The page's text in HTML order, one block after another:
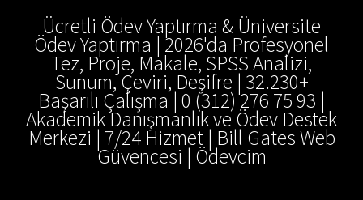
Ücretli Ödev Yaptırma & Üniversite
Ödev Yaptırma | 2026'da Profesyonel
Tez, Proje, Makale, SPSS Analizi,
Sunum, Çeviri, Deşifre | 32.230+
Başarılı Çalışma | 0 (312) 276 75 93 |
Akademik Danışmanlık ve Ödev Destek
Merkezi | 7/24 Hizmet | Bill Gates Web
Güvencesi | Ödevcim